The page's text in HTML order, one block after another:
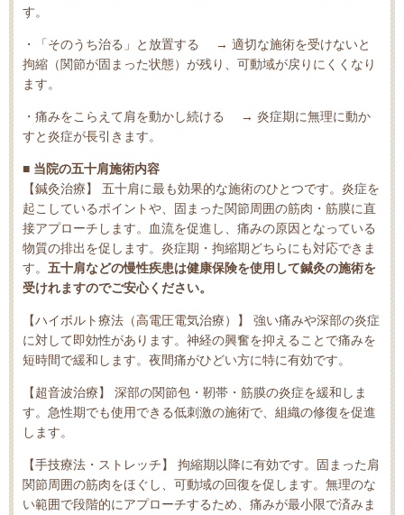
す。
・「そのうち治る」と放置する → 適切な施術を受けないと
拘縮（関節が固まった状態）が残り、可動域が戻りにくくなり
ます。
・痛みをこらえて肩を動かし続ける → 炎症期に無理に動か
すと炎症が長引きます。
■ 当院の五十肩施術内容
【鍼灸治療】 五十肩に最も効果的な施術のひとつです。炎症を
起こしているポイントや、固まった関節周囲の筋肉・筋膜に直
接アプローチします。血流を促進し、痛みの原因となっている
物質の排出を促します。炎症期・拘縮期どちらにも対応できま
す。 五十肩などの慢性疾患は健康保険を使用して鍼灸の施術を
受けれますのでご安心ください。
【ハイボルト療法（高電圧電気治療）】 強い痛みや深部の炎症
に対して即効性があります。神経の興奮を抑えることで痛みを
短時間で緩和します。夜間痛がひどい方に特に有効です。
【超音波治療】 深部の関節包・靭帯・筋膜の炎症を緩和しま
す。急性期でも使用できる低刺激の施術で、組織の修復を促進
します。
【手技療法・ストレッチ】 拘縮期以降に有効です。固まった肩
関節周囲の筋肉をほぐし、可動域の回復を促します。無理のな
い範囲で段階的にアプローチするため、痛みが最小限で済みま